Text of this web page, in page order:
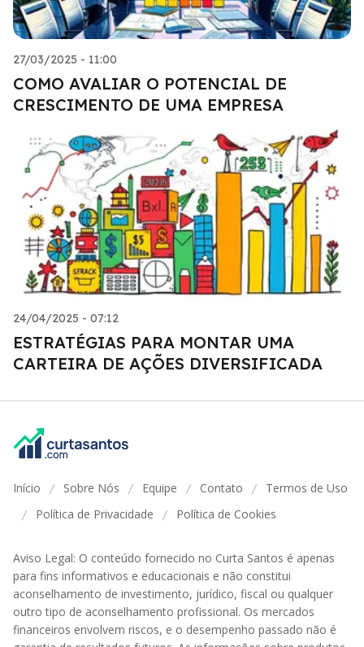
27/03/2025 - 11:00
COMO AVALIAR O POTENCIAL DE
CRESCIMENTO DE UMA EMPRESA
24/04/2025 - 07:12
ESTRATÉGIAS PARA MONTAR UMA
CARTEIRA DE AÇÕES DIVERSIFICADA
Início / Sobre Nós / Equipe / Contato / Termos de Uso
/ Política de Privacidade / Política de Cookies
Aviso Legal: O conteúdo fornecido no Curta Santos é apenas
para fins informativos e educacionais e não constitui
aconselhamento de investimento, jurídico, fiscal ou qualquer
outro tipo de aconselhamento profissional. Os mercados
financeiros envolvem riscos, e o desempenho passado não é